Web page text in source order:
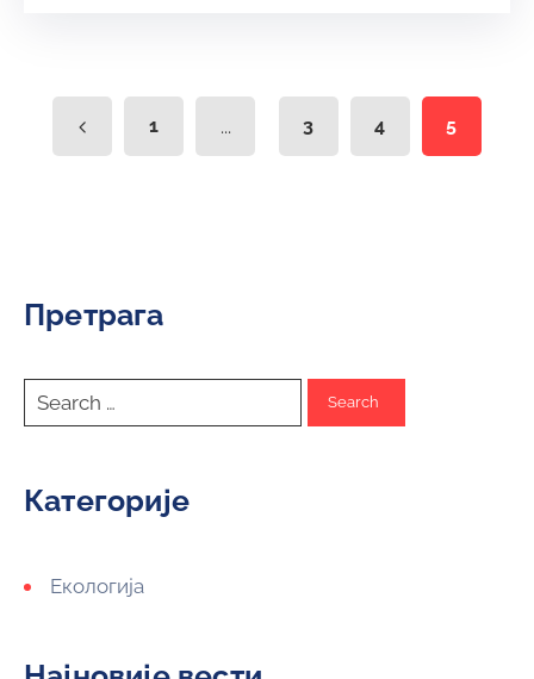
1 ... 3 4 5
Претрага
Категорије
Екологија